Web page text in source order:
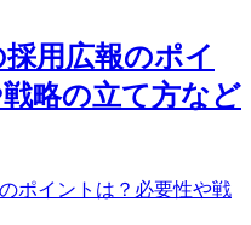
用広報のポイ
略の立て方など
ポイントは？必要性や戦